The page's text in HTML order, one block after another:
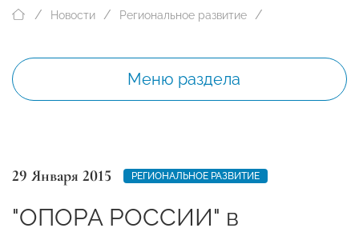
Новости Региональное развитие
Меню раздела
29 Января 2015 РЕГИОНАЛЬНОЕ РАЗВИТИЕ
"ОПОРА РОССИИ" в